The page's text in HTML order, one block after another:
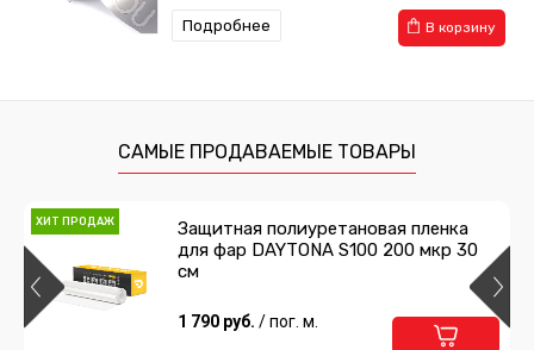
В корзину
Подробнее
САМЫЕ ПРОДАВАЕМЫЕ ТОВАРЫ
ХИТ ПРОДАЖ
Защитная полиуретановая пленка
для фар DAYTONA S100 200 мкр 30
см
1 790 руб. / пог. м.